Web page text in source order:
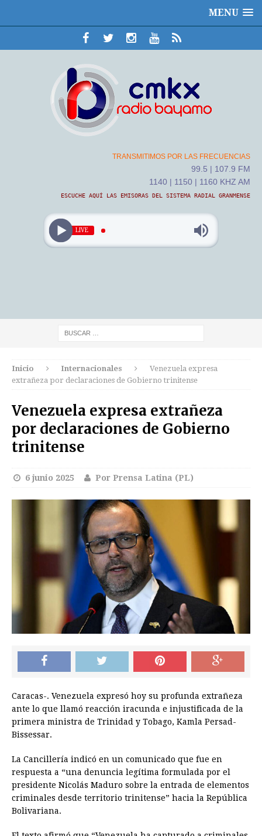
MENU
TRANSMITIMOS POR LAS FRECUENCIAS
99.5 | 107.9 FM
1140 | 1150 | 1160 KHZ AM
ESCUCHE AQUÍ LAS EMISORAS DEL SISTEMA RADIAL GRANMENSE
LIVE
Inicio Internacionales
Venezuela expresa
extrañeza por declaraciones de Gobierno trinitense
Venezuela expresa extrañeza
por declaraciones de Gobierno
trinitense
6 junio 2025 Por Prensa Latina (PL)
Caracas-. Venezuela expresó hoy su profunda extrañeza
ante lo que llamó reacción iracunda e injustificada de la
primera ministra de Trinidad y Tobago, Kamla Persad-
Bissessar.
La Cancillería indicó en un comunicado que fue en
respuesta a “una denuncia legítima formulada por el
presidente Nicolás Maduro sobre la entrada de elementos
criminales desde territorio trinitense” hacia la República
Bolivariana.